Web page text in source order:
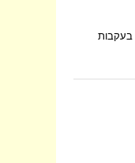
בעקבות